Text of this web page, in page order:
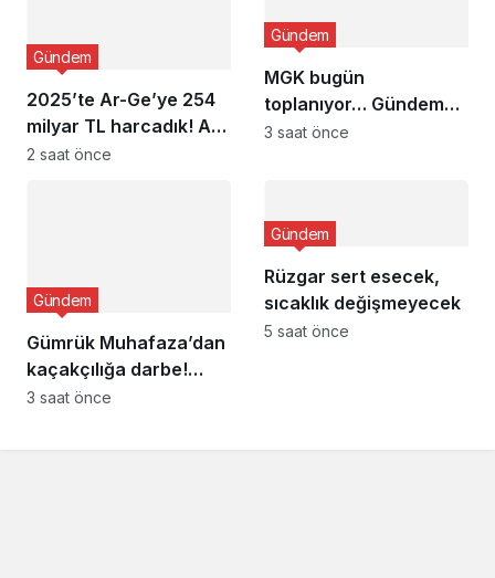
2025’te Ar-Ge’ye 254
milyar TL harcadık! Ar-
Ge’de en büyük pay
Gündem
2 saat önce
MGK bugün
toplanıyor… Gündem
‘Terörsüz Türkiye’
Gündem
3 saat önce
Gümrük Muhafaza’dan
kaçakçılığa darbe!
2026’da 58 bin 519
Gündem
3 saat önce
Rüzgar sert esecek,
sıcaklık değişmeyecek
Gündem
5 saat önce